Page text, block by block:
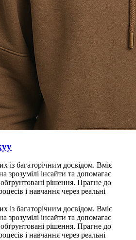
із багаторічним досвідом. Вміє
зрозумілі інсайти та допомагає
рішення. Прагне до
і навчання через реальні
із багаторічним досвідом. Вміє
зрозумілі інсайти та допомагає
рішення. Прагне до
і навчання через реальні